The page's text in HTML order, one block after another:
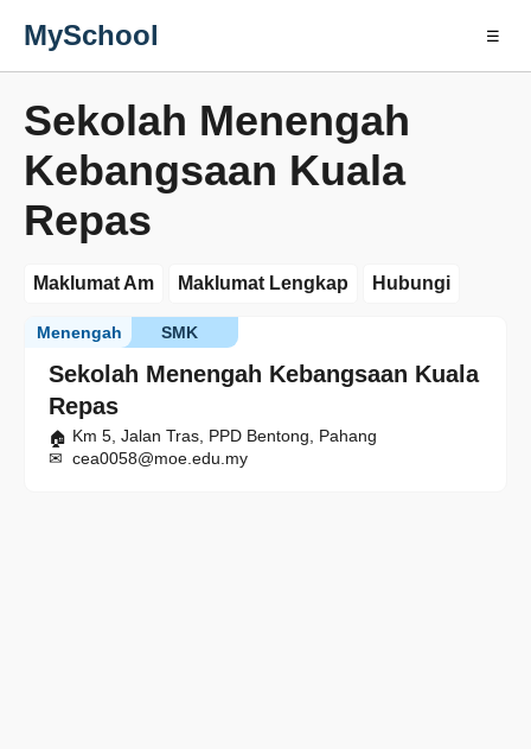
MySchool ☰
Sekolah Menengah
Kebangsaan Kuala
Repas
Maklumat Am Maklumat Lengkap Hubungi
Sekolah Menengah Kebangsaan Kuala
Repas
SMK
Menengah
Km 5, Jalan Tras, PPD Bentong, Pahang
cea0058@moe.edu.my